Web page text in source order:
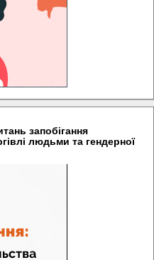
запобігання
людьми та гендерної